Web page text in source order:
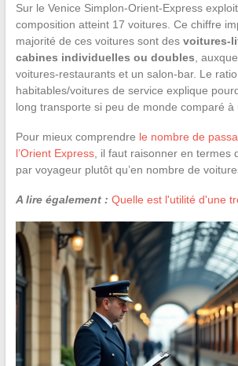
Sur le Venice Simplon-Orient-Express
composition atteint 17 voitures. Ce chiffre
majorité de ces voitures sont des voitures-
cabines individuelles ou doubles ,
voitures-restaurants et un salon-bar. Le
habitables/voitures de service explique
long transporte si peu de monde comparé à
Pour mieux comprendre le nombre de
l’Orient Express, il faut raisonner en termes
par voyageur plutôt qu’en nombre de
A lire également : Quelle est l'utilité d'une